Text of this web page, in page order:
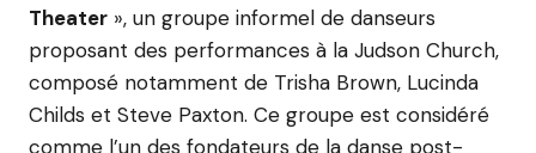
Theater », un groupe informel de danseurs
proposant des performances à la Judson Church,
composé notamment de Trisha Brown, Lucinda
Childs et Steve Paxton. Ce groupe est considéré
comme l’un des fondateurs de la danse post-